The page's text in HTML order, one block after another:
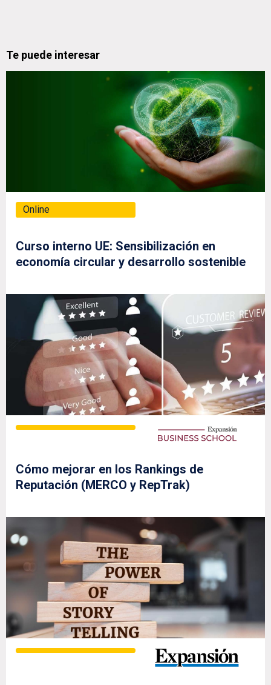
Te puede interesar
Online
Curso interno UE: Sensibilización en
economía circular y desarrollo sostenible
Cómo mejorar en los Rankings de
Reputación (MERCO y RepTrak)